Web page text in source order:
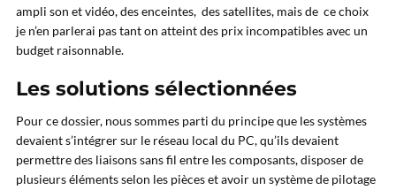
ampli son et vidéo, des enceintes, des satellites, mais de ce choix
je n’en parlerai pas tant on atteint des prix incompatibles avec un
budget raisonnable.
Les solutions sélectionnées
Pour ce dossier, nous sommes parti du principe que les systèmes
devaient s’intégrer sur le réseau local du PC, qu’ils devaient
permettre des liaisons sans fil entre les composants, disposer de
plusieurs éléments selon les pièces et avoir un système de pilotage